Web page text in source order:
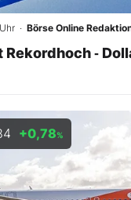
· Börse Online
‑
+0,78%